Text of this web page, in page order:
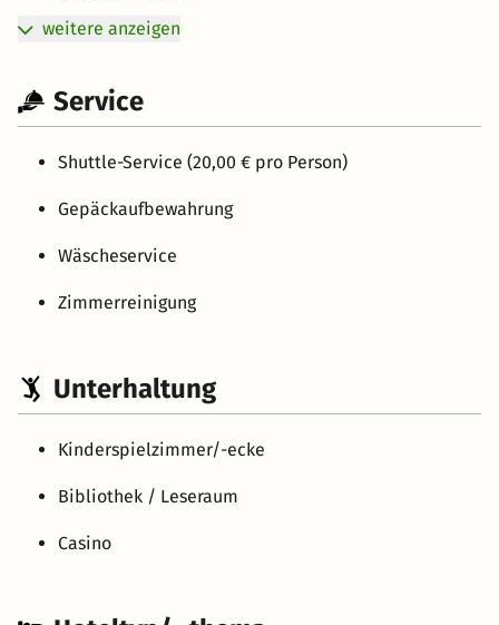
weitere anzeigen
Service
Shuttle-Service (20,00 € pro Person)
Gepäckaufbewahrung
Wäscheservice
Zimmerreinigung
Unterhaltung
Kinderspielzimmer/-ecke
Bibliothek / Leseraum
Casino